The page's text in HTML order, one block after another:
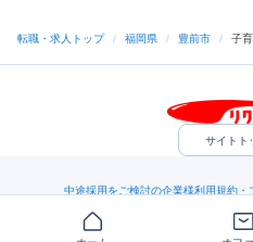
転職・求人トップ / 福岡県 / 豊前市 / 子
サイトト
中途採用をご検討の企業様利用規約・
（C）